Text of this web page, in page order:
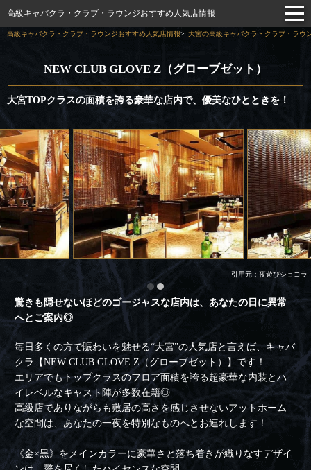
高級キャバクラ・クラブ・ラウンジおすすめ人気店情報
高級キャバクラ・クラブ・ラウンジおすすめ人気店情報 大宮の高級キャバクラ・クラブ・ラウ
NEW CLUB GLOVE Z（グローブゼット）
大宮TOPクラスの面積を誇る豪華な店内で、優美なひとときを！
引用元：夜遊びショコラ
驚きも隠せないほどのゴージャスな店内は、あなたの日に異常
へとご案内◎
毎日多くの方で賑わいを魅せる“大宮”の人気店と言えば、キャバ
クラ【NEW CLUB GLOVE Z（グローブゼット）】です！
エリアでもトップクラスのフロア面積を誇る超豪華な内装とハ
イレベルなキャスト陣が多数在籍◎
高級店でありながらも敷居の高さを感じさせないアットホーム
な空間は、あなたの一夜を特別なものへとお連れします！
《金×黒》をメインカラーに豪華さと落ち着きが織りなすデザイ